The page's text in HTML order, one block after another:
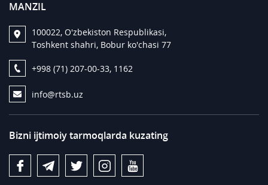
MANZIL
100022, O'zbekiston Respublikasi,
Toshkent shahri, Bobur ko'chasi 77
+998 (71) 207-00-33, 1162
info@rtsb.uz
Bizni ijtimoiy tarmoqlarda kuzating